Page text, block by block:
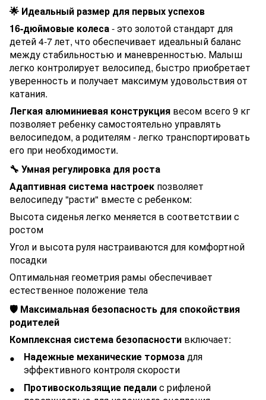
🌟 Идеальный размер для первых успехов
16-дюймовые колеса- это золотой стандарт для
детей 4-7 лет, что обеспечивает идеальный баланс
между стабильностью и маневренностью. Малыш
легко контролирует велосипед, быстро приобретает
уверенность и получает максимум удовольствия от
катания.
Легкая алюминиевая конструкция весом всего 9 кг
позволяет ребенку самостоятельно управлять
велосипедом, а родителям - легко транспортировать
его при необходимости.
🔧 Умная регулировка для роста
Адаптивная система настроек позволяет
велосипеду "расти" вместе с ребенком:
Высота сиденья легко меняется в соответствии с
ростом
Угол и высота руля настраиваются для комфортной
посадки
Оптимальная геометрия рамы обеспечивает
естественное положение тела
🛡️ Максимальная безопасность для спокойствия
родителей
Комплексная система безопасности включает:
Надежные механические тормозадля
эффективного контроля скорости
Противоскользящие педалис рифленой